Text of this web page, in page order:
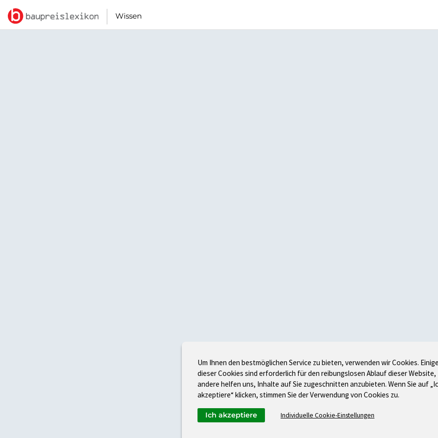
Wissen
Um Ihnen den bestmöglichen Service zu bieten, verwenden wir Cookies.
dieser Cookies sind erforderlich für den reibungslosen Ablauf dieser Website,
andere helfen uns, Inhalte auf Sie zugeschnitten anzubieten. Wenn Sie auf
akzeptiere“ klicken, stimmen Sie der Verwendung von Cookies zu.
Individuelle Cookie-Einstellungen
Ich akzeptiere